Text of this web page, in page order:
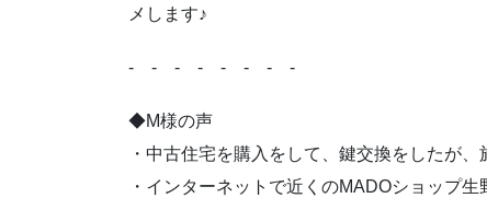
メします♪
‐ ‐ ‐ ‐ ‐ ‐ ‐ ‐
◆M様の声
・中古住宅を購入をして、鍵交換をしたが
・インターネットで近くのMADOショップ